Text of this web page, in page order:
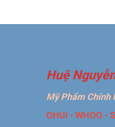
Huệ
Mỹ Phẩm Chính
OHUI - WHOO -